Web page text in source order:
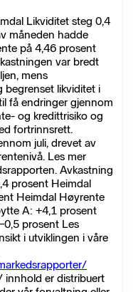
Likviditet steg 0,4
måneden hadde
på 4,46 prosent
var bredt
mens
begrenset likviditet i
få endringer gjennom
og kredittrisiko og
fortrinnsrett.
juli, drevet av
Les mer
Avkastning
prosent Heimdal
Heimdal Høyrente
A: +4,1 prosent
prosent Les
i utviklingen i våre
innhold er distribuert